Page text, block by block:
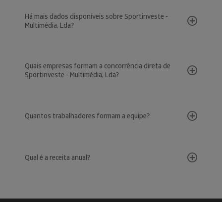
Há mais dados disponíveis sobre Sportinveste -
Multimédia, Lda?
Quais empresas formam a concorrência direta de
Sportinveste - Multimédia, Lda?
Quantos trabalhadores formam a equipe?
Qual é a receita anual?